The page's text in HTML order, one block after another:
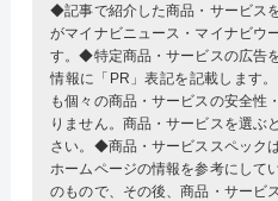
◆記事で紹介した商品・サービス
がマイナビニュース・マイナビウ
す。◆特定商品・サービスの広告
情報に「PR」表記を記載します
も個々の商品・サービスの安全性
りません。商品・サービスを選ぶ
さい。◆商品・サービススペック
ホームページの情報を参考にし
のもので、その後、商品・サービ